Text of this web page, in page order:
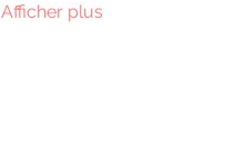
Afficher plus